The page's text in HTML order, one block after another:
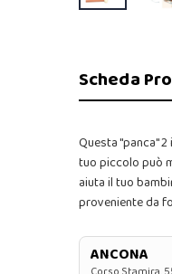
Scheda
Questa "panca"
tuo piccolo può
aiuta il tuo
proveniente da
ANCONA